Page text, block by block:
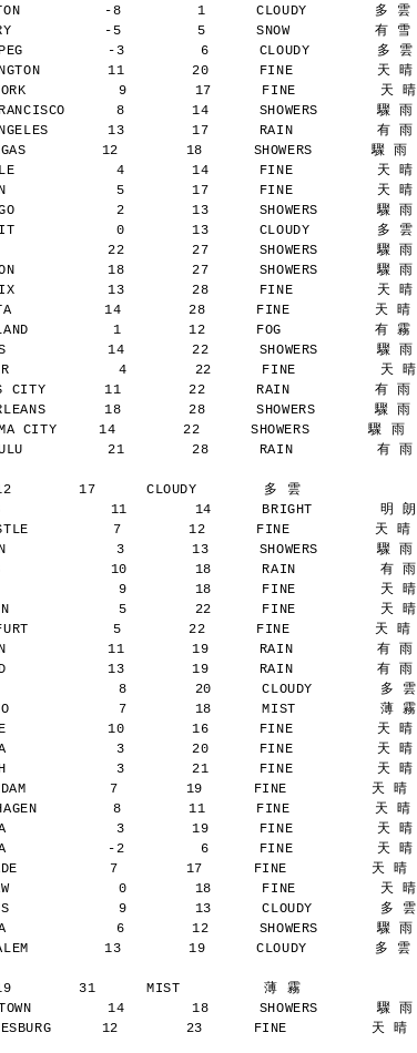
-8         1      CLOUDY        多 雲
-5         5      SNOW          有 雪
-3         6      CLOUDY        多 雲
11        20      FINE          天 晴
YORK           9        17      FINE          天 晴
8        14      SHOWERS       驟 雨
13        17      RAIN          有 雨
12        18      SHOWERS       驟 雨
4        14      FINE          天 晴
5        17      FINE          天 晴
2        13      SHOWERS       驟 雨
0        13      CLOUDY        多 雲
22        27      SHOWERS       驟 雨
18        27      SHOWERS       驟 雨
13        28      FINE          天 晴
14        28      FINE          天 晴
1        12      FOG           有 霧
14        22      SHOWERS       驟 雨
4        22      FINE          天 晴
CITY       11        22      RAIN          有 雨
18        28      SHOWERS       驟 雨
CITY     14        22      SHOWERS       驟 雨
21        28      RAIN          有 雨
17      CLOUDY        多 雲
11        14      BRIGHT        明 朗
7        12      FINE          天 晴
3        13      SHOWERS       驟 雨
10        18      RAIN          有 雨
9        18      FINE          天 晴
5        22      FINE          天 晴
5        22      FINE          天 晴
11        19      RAIN          有 雨
13        19      RAIN          有 雨
8        20      CLOUDY        多 雲
7        18      MIST          薄 霧
10        16      FINE          天 晴
3        20      FINE          天 晴
3        21      FINE          天 晴
7        19      FINE          天 晴
8        11      FINE          天 晴
3        19      FINE          天 晴
-2         6      FINE          天 晴
7        17      FINE          天 晴
0        18      FINE          天 晴
9        13      CLOUDY        多 雲
6        12      SHOWERS       驟 雨
13        19      CLOUDY        多 雲
31      MIST          薄 霧
TOWN         14        18      SHOWERS       驟 雨
12        23      FINE          天 晴